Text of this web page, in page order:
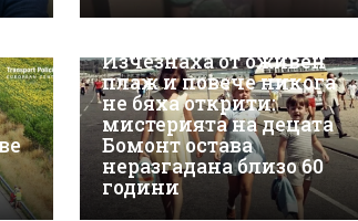
Изчезнаха от оживен
плаж и повече никога
не бяха открити:
мистерията на децата
Бомонт остава
неразгадана близо 60
години